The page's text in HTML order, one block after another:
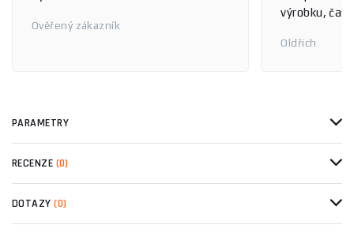
Ověřený zákazník
výrobku, čas
Oldřich
PARAMETRY
RECENZE (0)
DOTAZY(0)